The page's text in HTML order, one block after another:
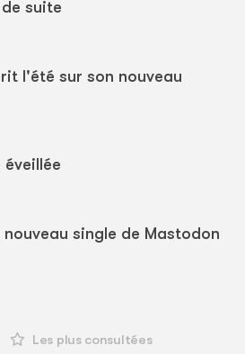
suite
l'été sur son nouveau
éveillée
nouveau single de Mastodon
Les plus consultées